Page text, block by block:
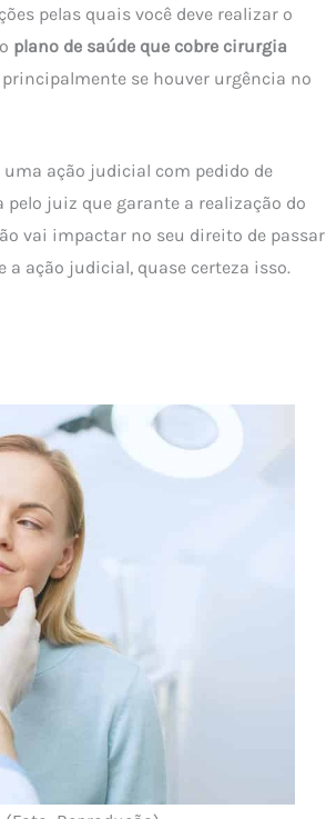
pelas quais você deve realizar o
plano de saúde que cobre cirurgia
se houver urgência no
uma ação judicial com pedido de
juiz que garante a realização do
vai impactar no seu direito de passar
a ação judicial, quase certeza isso.